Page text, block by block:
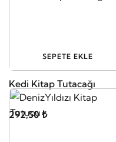
SEPETE EKLE
Kedi Kitap Tutacağı
292,50 ₺